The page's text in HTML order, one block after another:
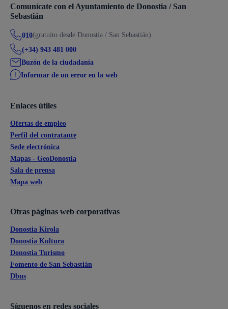
Comunícate con el Ayuntamiento de Donostia / San
Sebastián
010(gratuito desde Donostia / San Sebastián)
(+34) 943 481 000
Buzón de la ciudadanía
Informar de un error en la web
Enlaces útiles
Ofertas de empleo
Perfil del contratante
Sede electrónica
Mapas - GeoDonostia
Sala de prensa
Mapa web
Otras páginas web corporativas
Donostia Kirola
Donostia Kultura
Donostia Turismo
Fomento de San Sebastián
Dbus
Síguenos en redes sociales